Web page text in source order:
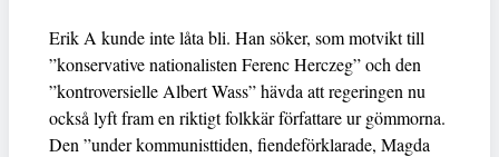
Erik A kunde inte låta bli. Han söker, som motvikt till
”konservative nationalisten Ferenc Herczeg” och den
”kontroversielle Albert Wass” hävda att regeringen nu
också lyft fram en riktigt folkkär författare ur gömmorna.
Den ”under kommunisttiden, fiendeförklarade, Magda